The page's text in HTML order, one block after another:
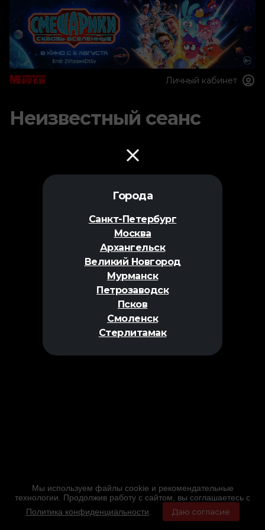
Города
Санкт-Петербург
Москва
Архангельск
Великий Новгород
Мурманск
Петрозаводск
Псков
Смоленск
Стерлитамак
Личный кабинет
Неизвестный сеанс
Мы используем файлы cookie и рекомендательные
технологии. Продолжив работу с сайтом, вы соглашаетесь с
Политика конфиденциальности
Даю согласие